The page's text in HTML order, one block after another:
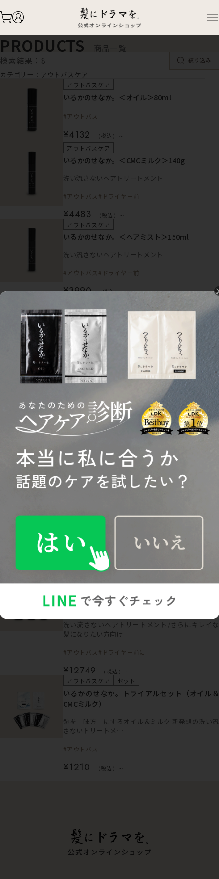
アウトバスケア
PRODUCTS
商品一覧
検索結果：8
絞り込み
カテゴリー：アウトバスケア
アウトバスケア
いるかのせなか。＜オイル＞80ml
#アウトバス
¥4132 （税込）～
アウトバスケア
いるかのせなか。＜CMCミルク＞140g
洗い流さないヘアトリートメント
#アウトバス #ドライヤー前
¥4483 （税込）～
アウトバスケア
いるかのせなか。＜ヘアミスト＞150ml
洗い流さないヘアトリートメント
#アウトバス #ドライヤー前
¥3990 （税込）～
いるかのせなか。＜泡フォーム＞200ml
洗い流さないヘアトリートメント
¥4132 （税込）～
アウトバスケア
【セット】いるかのせなか。ベースケアセット
洗い流さないヘアトリートメント/全ての髪質に対
応できる基本セット
#アウトバス
¥8615 （税込）～
アウトバスケア セット
【セット】いるかのせなか。モイストケアセッ
ト/潤いまとまる美髪へ (ミスト＆オイル&CMCミ
洗い流さないヘアトリートメント/さらにキレイな
#アウトバス ダメージした髪に
¥12606 （税込）～
アウトバスケア セット
【セット】いるかのせなか。スムースケアセッ
ト/軽やか動く美髪へ (泡フォーム＆オイル&CMC
ミルク)
洗い流さないヘアトリートメント/さらにキレイな
髪になりたい方向け
#アウトバス #ドライヤー前に
¥12749 （税込）～
アウトバスケア セット
いるかのせなか。トライアルセット（オイル＆
CMCミルク）
熱を「味方」にするオイル＆ミルク 新発想の洗い流
さないトリートメ…
#アウトバス
¥1210 （税込）～